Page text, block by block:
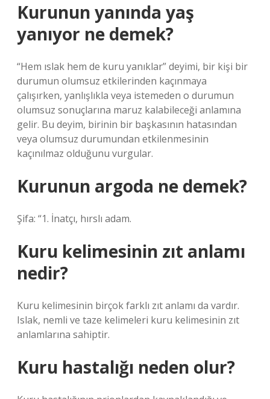
Kurunun yanında yaş
yanıyor ne demek?
“Hem ıslak hem de kuru yanıklar” deyimi, bir kişi bir
durumun olumsuz etkilerinden kaçınmaya
çalışırken, yanlışlıkla veya istemeden o durumun
olumsuz sonuçlarına maruz kalabileceği anlamına
gelir. Bu deyim, birinin bir başkasının hatasından
veya olumsuz durumundan etkilenmesinin
kaçınılmaz olduğunu vurgular.
Kurunun argoda ne demek?
Şifa: “1. İnatçı, hırslı adam.
Kuru kelimesinin zıt anlamı
nedir?
Kuru kelimesinin birçok farklı zıt anlamı da vardır.
Islak, nemli ve taze kelimeleri kuru kelimesinin zıt
anlamlarına sahiptir.
Kuru hastalığı neden olur?